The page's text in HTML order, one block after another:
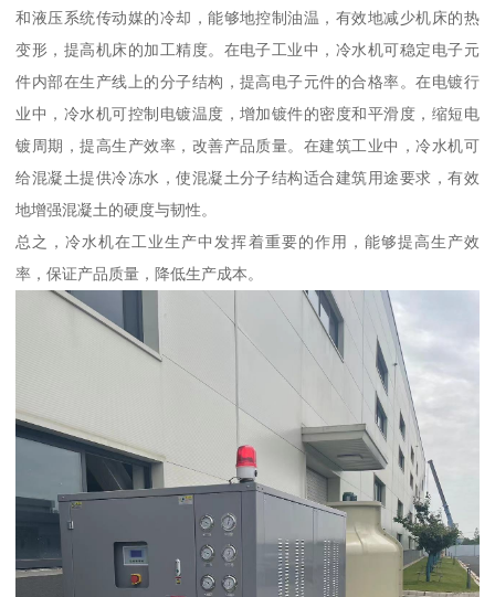
和液压系统传动媒的冷却，能够地控制油温，有效地减少机床的热
变形，提高机床的加工精度。在电子工业中，冷水机可稳定电子元
件内部在生产线上的分子结构，提高电子元件的合格率。在电镀行
业中，冷水机可控制电镀温度，增加镀件的密度和平滑度，缩短电
镀周期，提高生产效率，改善产品质量。在建筑工业中，冷水机可
给混凝土提供冷冻水，使混凝土分子结构适合建筑用途要求，有效
地增强混凝土的硬度与韧性。
总之，冷水机在工业生产中发挥着重要的作用，能够提高生产效
率，保证产品质量，降低生产成本。